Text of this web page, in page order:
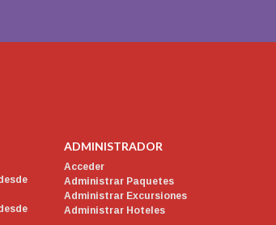
ADMINISTRADOR
Acceder
Administrar Paquetes
Administrar Excursiones
Administrar Hoteles